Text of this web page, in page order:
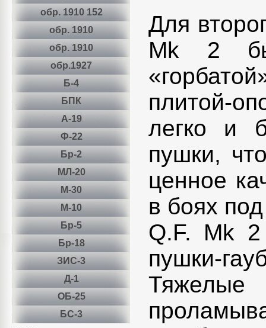
обр. 1910 152
обр. 1910
обр. 1910
обр.1927
Б-4
БПК
А-19
Ф-22
Бр-2
МЛ-20
М-30
М-10
Бр-5
Бр-18
ЗИС-3
Д-1
ОБ-25
БС-3
Для
Mk 2
плитой-
легко и
пушки,
ценное
в боях
Q.F. Mk 2
пушки-